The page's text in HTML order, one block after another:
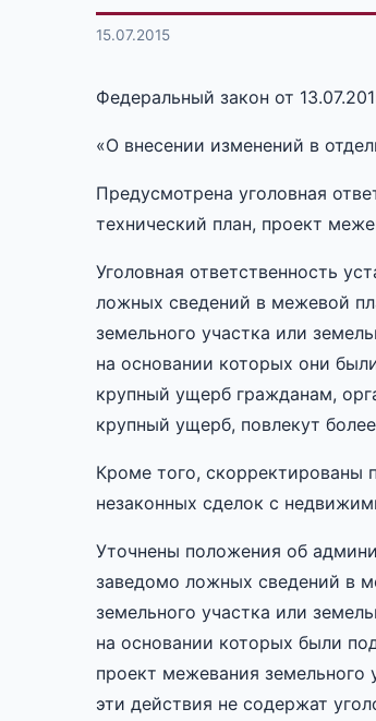
15.07.2015
Федеральный закон от
«О внесении изменений в
Предусмотрена уголовная
технический план, проект
Уголовная ответственность
ложных сведений в межевой
земельного участка или
на основании которых они
крупный ущерб гражданам,
крупный ущерб, повлекут
Кроме того, скорректированы
незаконных сделок с
Уточнены положения об
заведомо ложных сведений в
земельного участка или
на основании которых были
проект межевания земельного
эти действия не содержат